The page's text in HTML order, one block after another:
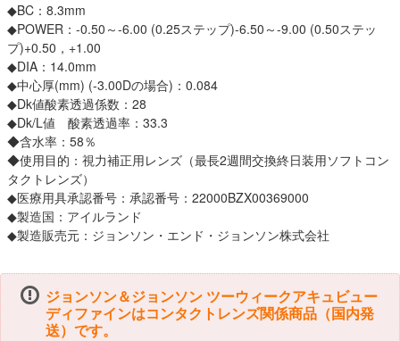
◆BC：8.3mm
◆POWER：-0.50～-6.00 (0.25ステップ)-6.50～-9.00 (0.50ステッ
プ)+0.50，+1.00
◆DIA：14.0mm
◆中心厚(mm) (-3.00Dの場合)：0.084
◆Dk値酸素透過係数：28
◆Dk/L値 酸素透過率：33.3
◆含水率：58％
◆使用目的：視力補正用レンズ（最長2週間交換終日装用ソフトコン
タクトレンズ）
◆医療用具承認番号：承認番号：22000BZX00369000
◆製造国：アイルランド
◆製造販売元：ジョンソン・エンド・ジョンソン株式会社
ジョンソン＆ジョンソン ツーウィークアキュビュー
ディファインはコンタクトレンズ関係商品（国内発
送）です。